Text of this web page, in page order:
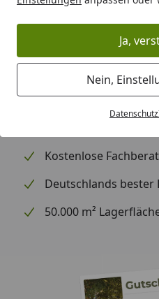
Ja,
Nein,
Datenschutz
Expresszustellung
Kauf auf Rechnung
Kostenlose
Deutschlands bester
50.000 m²